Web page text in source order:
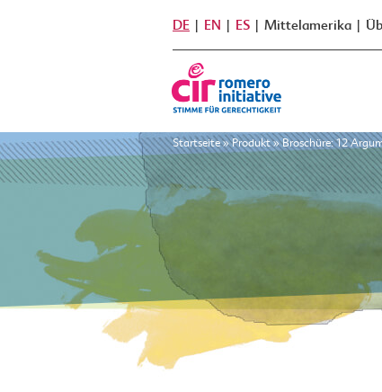
DE EN ES Mittelamerika
Startseite»Produkt»Broschüre: 12